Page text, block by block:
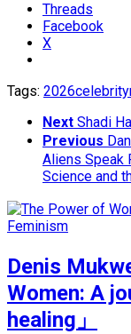
Threads
Facebook
X
Tags: 2026celebrity
Next Shadi
Previous
Aliens Speak
Science and
Feminism
Denis
Women: A
healing」